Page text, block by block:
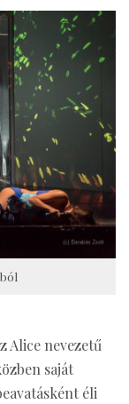
Alice nevezetű
saját
éli